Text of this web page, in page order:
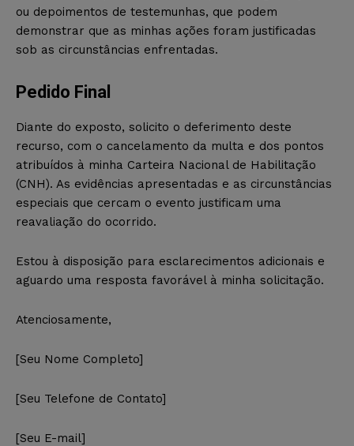
ou depoimentos de testemunhas, que podem
demonstrar que as minhas ações foram justificadas
sob as circunstâncias enfrentadas.
Pedido Final
Diante do exposto, solicito o deferimento deste
recurso, com o cancelamento da multa e dos pontos
atribuídos à minha Carteira Nacional de Habilitação
(CNH). As evidências apresentadas e as circunstâncias
especiais que cercam o evento justificam uma
reavaliação do ocorrido.
Estou à disposição para esclarecimentos adicionais e
aguardo uma resposta favorável à minha solicitação.
Atenciosamente,
[Seu Nome Completo]
[Seu Telefone de Contato]
[Seu E-mail]